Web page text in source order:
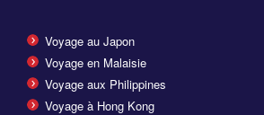
Voyage au Japon
Voyage en Malaisie
Voyage aux Philippines
Voyage à Hong Kong